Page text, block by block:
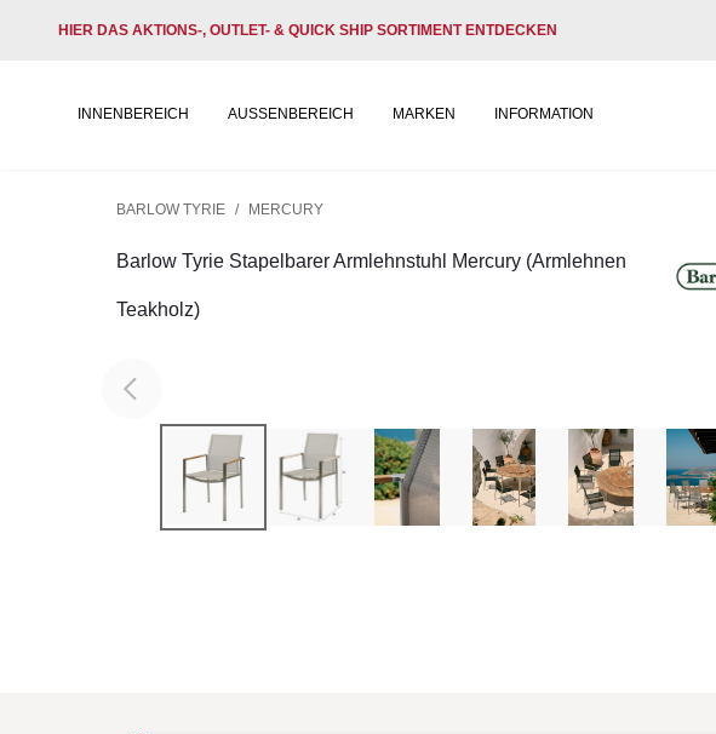
HIER DAS AKTIONS-, OUTLET- & QUICK SHIP SORTIMENT ENTDECKEN
INNENBEREICH AUSSENBEREICH MARKEN INFORMATION
BARLOW TYRIE / MERCURY
Barlow Tyrie Stapelbarer Armlehnstuhl Mercury (Armlehnen
Teakholz)